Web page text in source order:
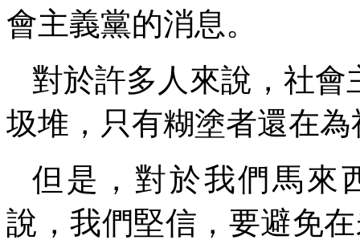
會主義黨的消息。
對於許多人來說，社
圾堆，只有糊塗者還在
但是，對於我們馬來
說，我們堅信，要避免